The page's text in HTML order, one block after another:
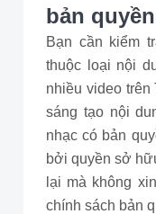
bản
Bạn cần kiểm
thuộc loại nội
nhiều video
sáng tạo nội
nhạc có bản
bởi quyền sở
lại mà không
chính sách bản